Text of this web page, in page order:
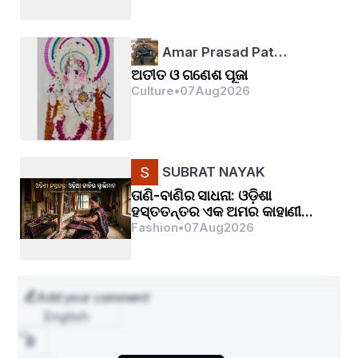
हाथ पकड़ बेटी का,
घर वापस जाते देखा है l
आशीष खरे
Amar Prasad Pat…
ଅତୀତ ଓ ଗଣେଶ ପୂଜା
Culture•07Aug2026
SUBRAT NAYAK
ତାଣି-ବାଣିର ସାଧନା: ଓଡ଼ିଶା
ହସ୍ତତନ୍ତର ଏକ ଅମର କାହାଣୀ...
Fashion•07Aug2026
Add your comment
English